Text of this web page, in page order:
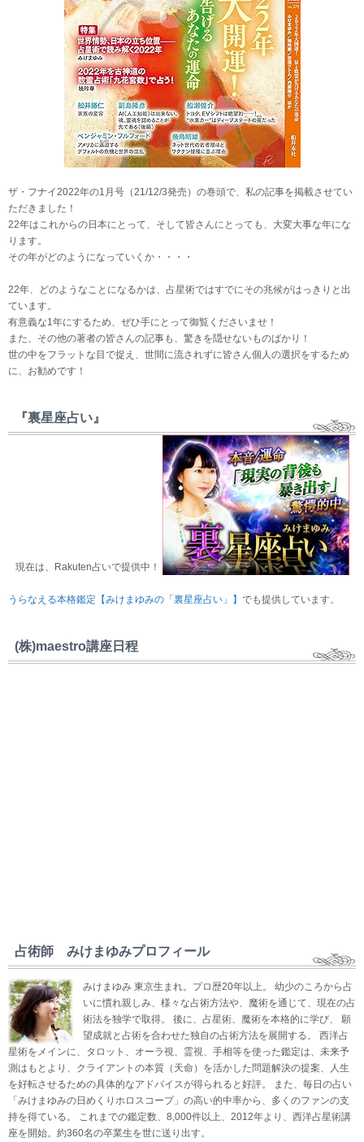
ザ・フナイ2022年の1月号（21/12/3発売）の巻頭で、私の記事を掲載させてい
ただきました！
22年はこれからの日本にとって、そして皆さんにとっても、大変大事な年にな
ります。
その年がどのようになっていくか・・・・
22年、どのようなことになるかは、占星術ではすでにその兆候がはっきりと出
ています。
有意義な1年にするため、ぜひ手にとって御覧くださいませ！
また、その他の著者の皆さんの記事も、驚きを隠せないものばかり！
世の中をフラットな目で捉え、世間に流されずに皆さん個人の選択をするため
に、お勧めです！
『裏星座占い』
現在は、Rakuten占いで提供中！
うらなえる本格鑑定【みけまゆみの「裏星座占い」】 でも提供しています。
(株)maestro講座日程
占術師 みけまゆみプロフィール
みけまゆみ 東京生まれ。プロ歴20年以上。 幼少のころから占
いに慣れ親しみ、様々な占術方法や、魔術を通じて、現在の占
術法を独学で取得。 後に、占星術、魔術を本格的に学び、 願
望成就と占術を合わせた独自の占術方法を展開する。 西洋占
星術をメインに、タロット、オーラ視、霊視、手相等を使った鑑定は、未来予
測はもとより、クライアントの本質（天命）を活かした問題解決の提案、人生
を好転させるための具体的なアドバイスが得られると好評。 また、毎日の占い
「みけまゆみの日めくりホロスコープ」の高い的中率から、多くのファンの支
持を得ている。 これまでの鑑定数、8,000件以上、2012年より、西洋占星術講
座を開始。約360名の卒業生を世に送り出す。